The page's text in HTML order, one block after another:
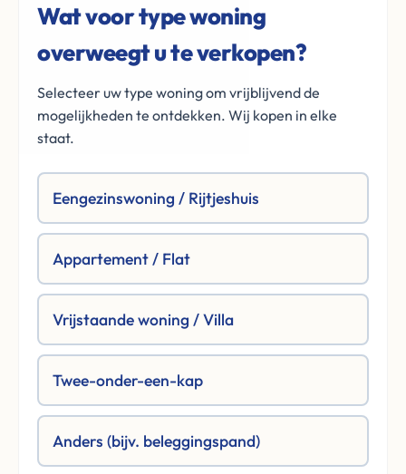
Wat voor type woning
overweegt u te verkopen?
Selecteer uw type woning om vrijblijvend de
mogelijkheden te ontdekken. Wij kopen in elke
staat.
Eengezinswoning / Rijtjeshuis
Appartement / Flat
Vrijstaande woning / Villa
Twee-onder-een-kap
Anders (bijv. beleggingspand)